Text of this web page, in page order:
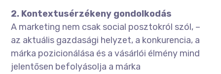
2. Kontextusérzékeny gondolkodás
A marketing nem csak social posztokról szól, –
az aktuális gazdasági helyzet, a konkurencia, a
márka pozicionálása és a vásárlói élmény mind
jelentősen befolyásolja a márka